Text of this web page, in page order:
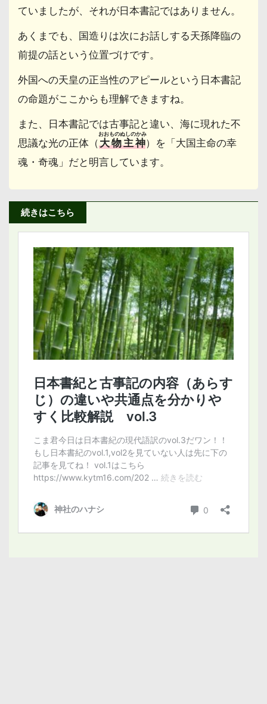
ていましたが、それが日本書記ではありません。
あくまでも、国造りは次にお話しする天孫降臨の
前提の話という位置づけです。
外国への天皇の正当性のアピールという日本書記
の命題がここからも理解できますね。
また、日本書記では古事記と違い、海に現れた不
思議な光の正体（大物主神
おおものぬしのかみ
）を「大国主命の幸
魂・奇魂」だと明言しています。
続きはこちら